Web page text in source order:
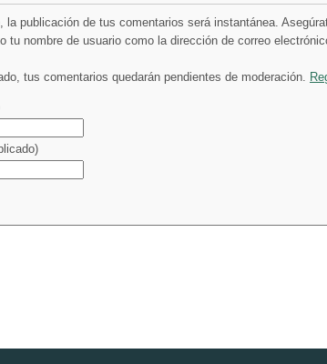
la publicación de tus comentarios será instantánea.
tu nombre de usuario como la dirección de correo
tus comentarios quedarán pendientes de moderación.